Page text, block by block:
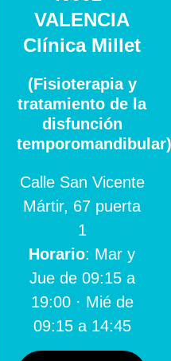
VALENCIA
Clínica Millet
(Fisioterapia y
tratamiento de la
disfunción
temporomandibular)
Calle San Vicente
Mártir, 67 puerta
1
Horario: Mar y
Jue de 09:15 a
19:00 · Mié de
09:15 a 14:45